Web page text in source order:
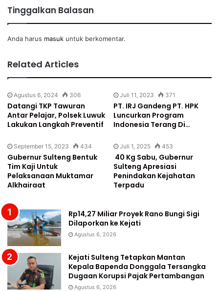
Tinggalkan Balasan
Anda harus masuk untuk berkomentar.
Related Articles
Agustus 6, 2024 306
Datangi TKP Tawuran
Antar Pelajar, Polsek Luwuk
Lakukan Langkah Preventif
Juli 11, 2023 371
PT. IRJ Gandeng PT. HPK
Luncurkan Program
Indonesia Terang Di…
September 15, 2023 434
Gubernur Sulteng Bentuk
Tim Kaji Untuk
Pelaksanaan Muktamar
Alkhairaat
Juli 1, 2025 453
40 Kg Sabu, Gubernur
Sulteng Apresiasi
Penindakan Kejahatan
Terpadu
Rp14,27 Miliar Proyek Rano Bungi Sigi
Dilaporkan ke Kejati
Agustus 6, 2026
Kejati Sulteng Tetapkan Mantan
Kepala Bapenda Donggala Tersangka
Dugaan Korupsi Pajak Pertambangan
Agustus 6, 2026